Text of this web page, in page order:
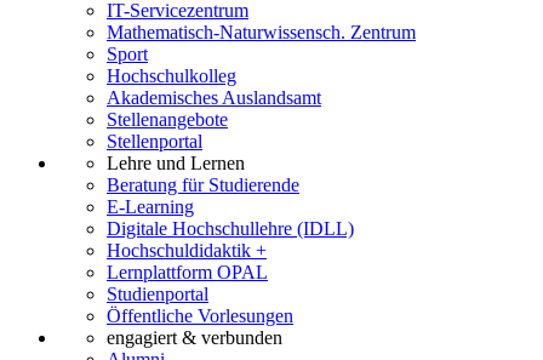
IT-Servicezentrum
Mathematisch-Naturwissensch. Zentrum
Sport
Hochschulkolleg
Akademisches Auslandsamt
Stellenangebote
Stellenportal
Lehre und Lernen
Beratung für Studierende
E-Learning
Digitale Hochschullehre (IDLL)
Hochschuldidaktik +
Lernplattform OPAL
Studienportal
Öffentliche Vorlesungen
engagiert & verbunden